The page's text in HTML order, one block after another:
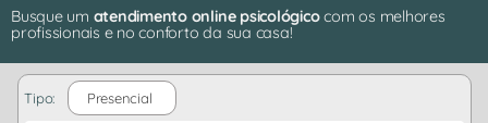
Busque um atendimento online psicológicocom os melhores
profissionais e no conforto da sua casa!
Tipo: Presencial